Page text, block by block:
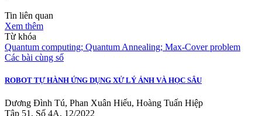
Tin liên quan
Xem thêm
Từ khóa
Quantum computing; Quantum Annealing; Max-Cover problem
Các bài cùng số
ROBOT TỰ HÀNH ỨNG DỤNG XỬ LÝ ẢNH VÀ HỌC SÂU
Dương Đình Tú, Phan Xuân Hiếu, Hoàng Tuấn Hiệp
Tập 51, Số 4A, 12/2022